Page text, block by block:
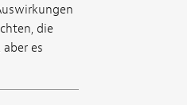
die
es